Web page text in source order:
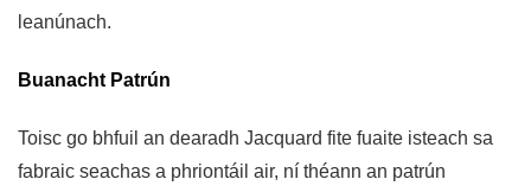
leanúnach.
Buanacht Patrún
Toisc go bhfuil an dearadh Jacquard fite fuaite isteach sa
fabraic seachas a phriontáil air, ní théann an patrún